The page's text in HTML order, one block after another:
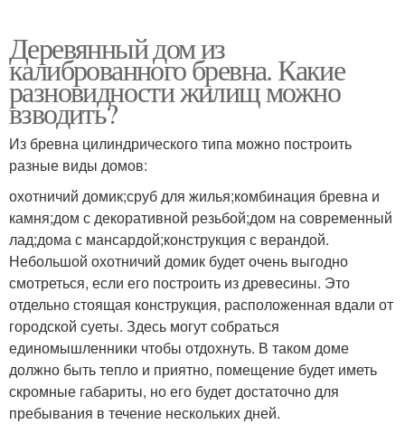
Деревянный дом из
калиброванного бревна. Какие
разновидности жилищ можно
взводить?
Из бревна цилиндрического типа можно построить
разные виды домов:
охотничий домик;сруб для жилья;комбинация бревна и
камня;дом с декоративной резьбой;дом на современный
лад;дома с мансардой;конструкция с верандой.
Небольшой охотничий домик будет очень выгодно
смотреться, если его построить из древесины. Это
отдельно стоящая конструкция, расположенная вдали от
городской суеты. Здесь могут собраться
единомышленники чтобы отдохнуть. В таком доме
должно быть тепло и приятно, помещение будет иметь
скромные габариты, но его будет достаточно для
пребывания в течение нескольких дней.